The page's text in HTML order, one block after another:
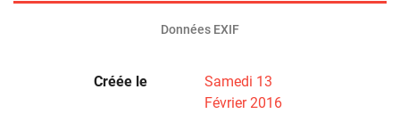
Données EXIF
Créée le
Samedi 13
Février 2016